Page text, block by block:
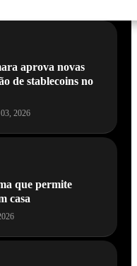
aprova novas
de stablecoins no
2026
que permite
casa